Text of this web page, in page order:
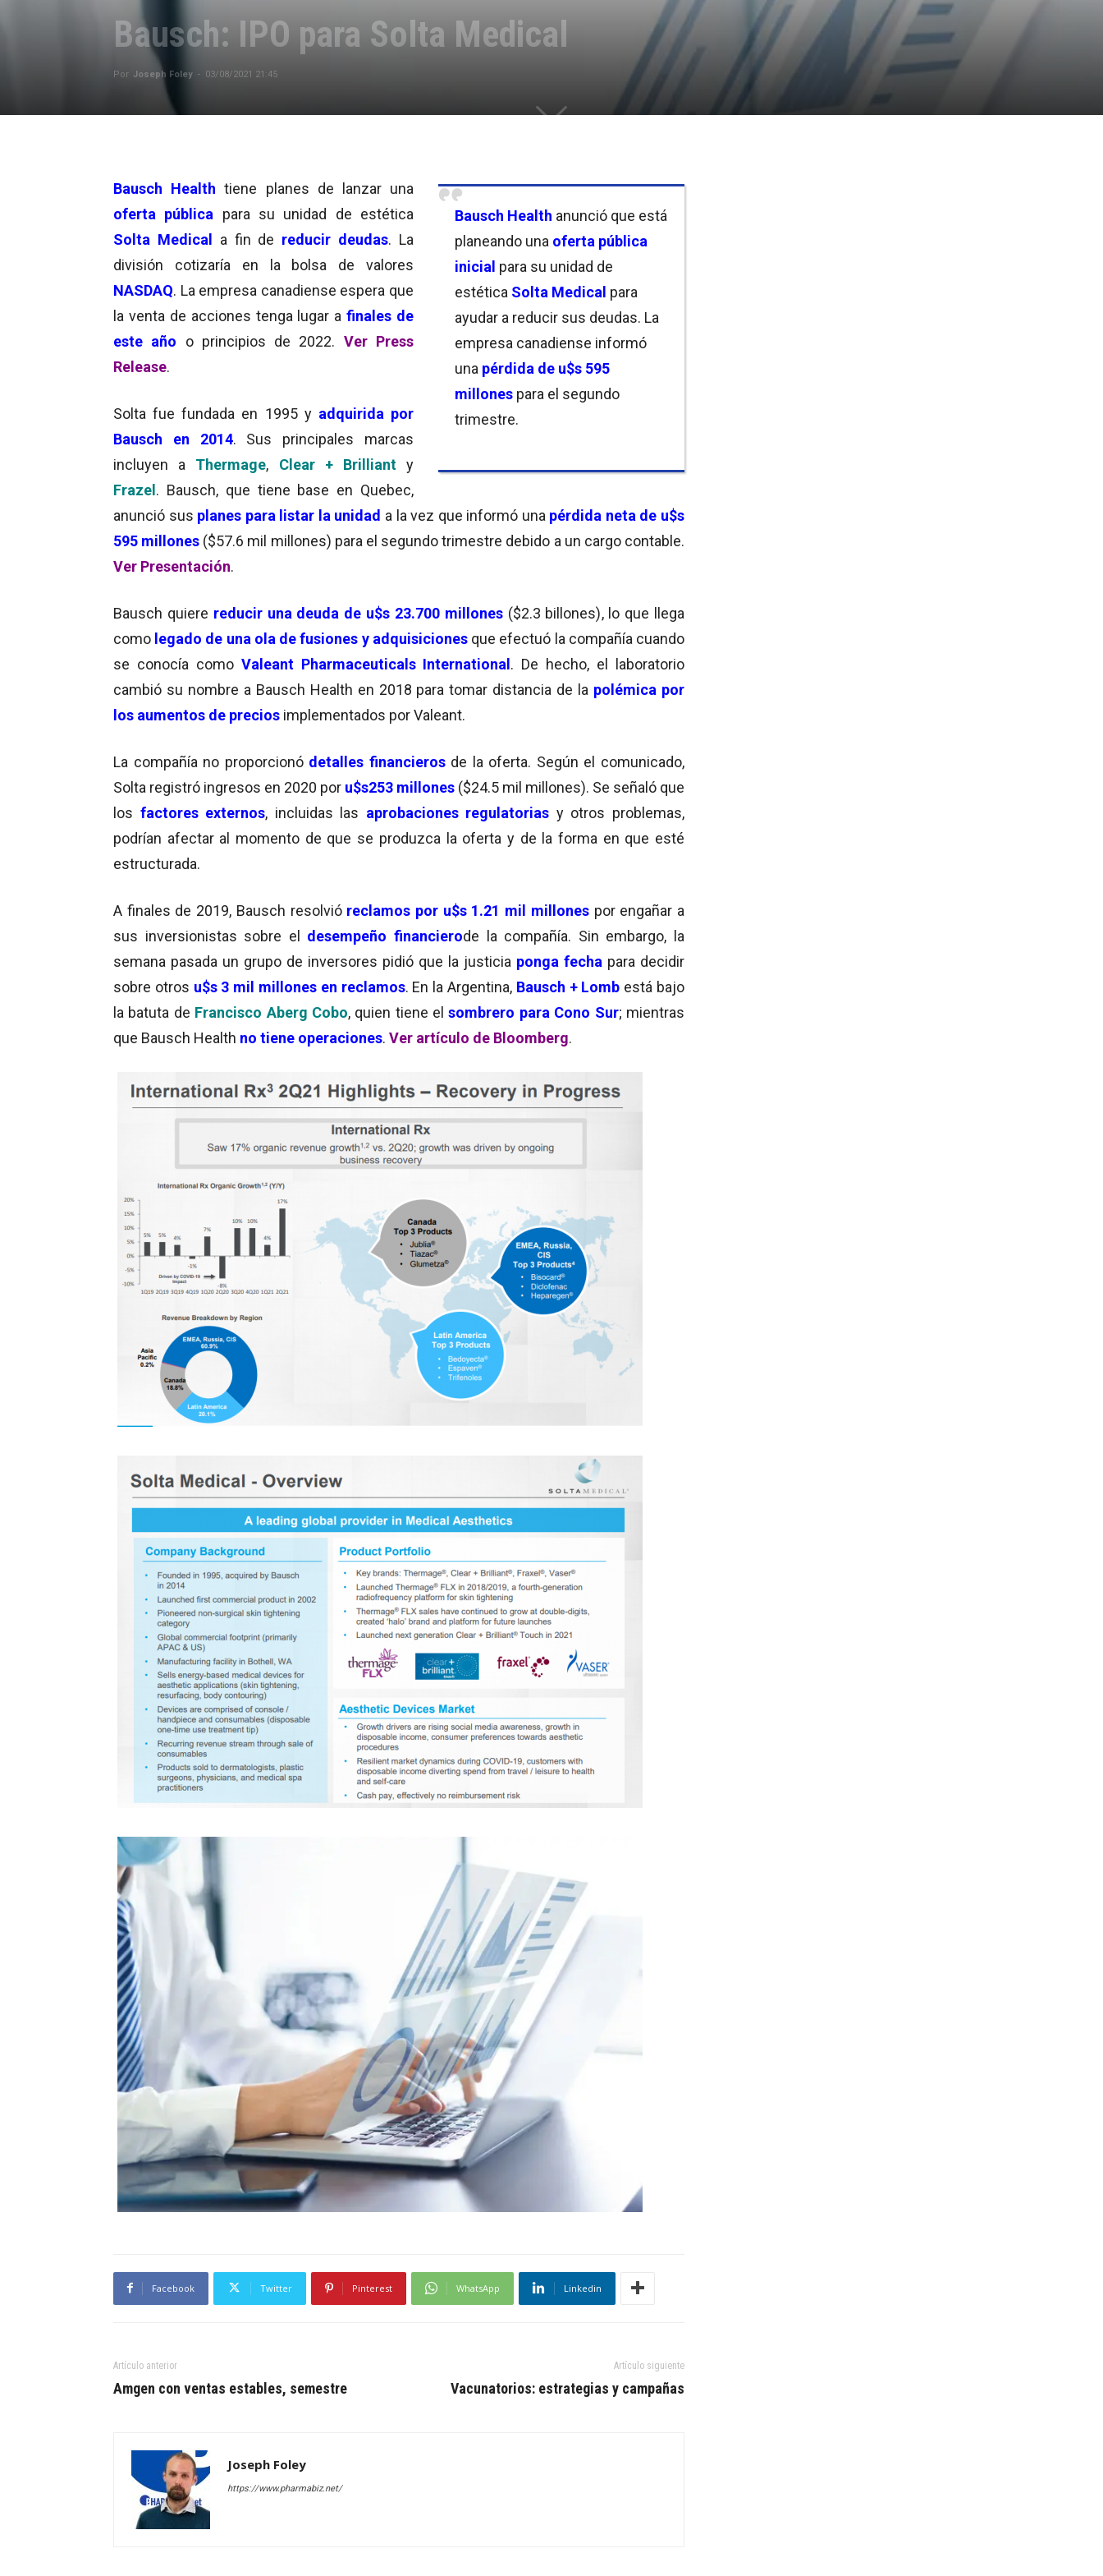
Bausch: IPO para Solta Medical
Por Joseph Foley - 03/08/2021 21:45
Bausch Health anunció que está
planeando una oferta pública
inicial para su unidad de
estética Solta Medical para
ayudar a reducir sus deudas. La
empresa canadiense informó
una pérdida de u$s 595
millones para el segundo
trimestre.
Bausch Health tiene planes de lanzar una
oferta pública para su unidad de estética
Solta Medical a fin de reducir deudas. La
división cotizaría en la bolsa de valores
NASDAQ. La empresa canadiense espera que
la venta de acciones tenga lugar afinales de
este año o principios de 2022. Ver Press
Release.
Solta fue fundada en 1995 y adquirida por
Bausch en 2014. Sus principales marcas
incluyen a Thermage, Clear + Brillianty
Frazel. Bausch, que tiene base en Quebec,
anunció sus planes para listar la unidad a la vez que informó una pérdida neta de u$s
595 millones ($57.6 mil millones) para el segundo trimestre debido a un cargo contable.
Ver Presentación.
Bausch quiere reducir una deuda de u$s 23.700 millones($2.3 billones), lo que llega
como legado de una ola de fusiones y adquisicionesque efectuó la compañía cuando
se conocía como Valeant Pharmaceuticals International. De hecho, el laboratorio
cambió su nombre a Bausch Health en 2018 para tomar distancia de la polémica por
los aumentos de precios implementados por Valeant.
La compañía no proporcionó detalles financierosde la oferta. Según el comunicado,
Solta registró ingresos en 2020 por u$s253 millones ($24.5 mil millones). Se señaló que
los factores externos, incluidas las aprobaciones regulatorias y otros problemas,
podrían afectar al momento de que se produzca la oferta y de la forma en que esté
estructurada.
A finales de 2019, Bausch resolvió reclamos por u$s 1.21 mil millonespor engañar a
sus inversionistas sobre el desempeño financierode la compañía. Sin embargo, la
semana pasada un grupo de inversores pidió que la justicia ponga fecha para decidir
sobre otros u$s 3 mil millones en reclamos. En la Argentina, Bausch + Lomb está bajo
la batuta de Francisco Aberg Cobo, quien tiene elsombrero para Cono Sur; mientras
que Bausch Health no tiene operaciones. Ver artículo de Bloomberg.
Facebook Twitter Pinterest WhatsApp Linkedin
Artículo anterior
Amgen con ventas estables, semestre
Artículo siguiente
Vacunatorios: estrategias y campañas
Joseph Foley
https://www.pharmabiz.net/